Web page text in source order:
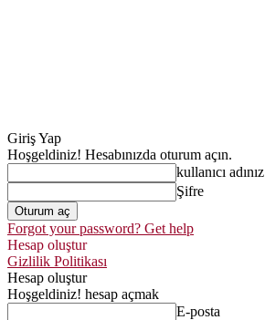
Giriş Yap
Hoşgeldiniz! Hesabınızda oturum açın.
kullanıcı adınız
Şifre
Forgot your password? Get help
Hesap oluştur
Gizlilik Politikası
Hesap oluştur
Hoşgeldiniz! hesap açmak
E-posta